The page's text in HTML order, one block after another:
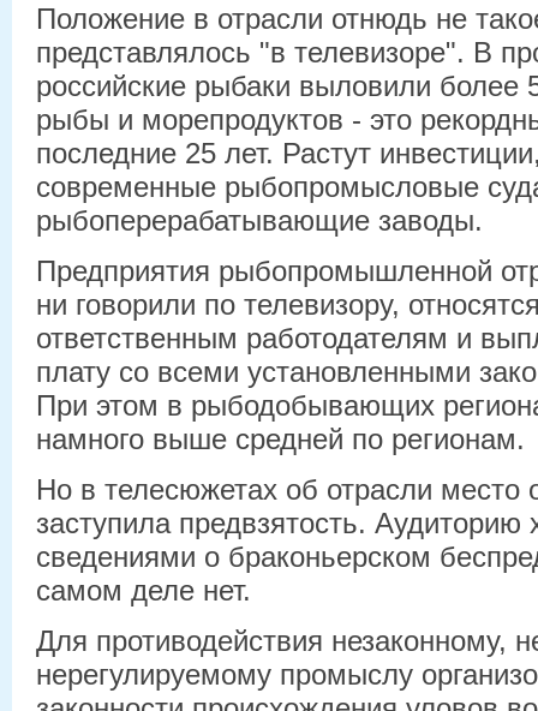
Положение в отрасли отнюдь не
представлялось "в телевизоре". В
российские рыбаки выловили более
рыбы и морепродуктов - это
последние 25 лет. Растут
современные рыбопромысловые
рыбоперерабатывающие заводы.
Предприятия рыбопромышленной
ни говорили по телевизору,
ответственным работодателям и
плату со всеми установленными
При этом в рыбодобывающих
намного выше средней по регионам.
Но в телесюжетах об отрасли место
заступила предвзятость.
сведениями о браконьерском
самом деле нет.
Для противодействия незаконному,
нерегулируемому промыслу